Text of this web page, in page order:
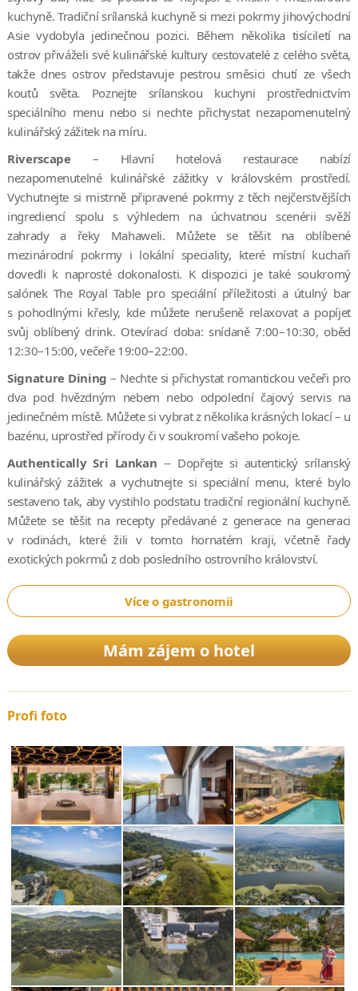
kuchyně. Tradiční srílanská kuchyně si mezi pokrmy jihovýchodní
Asie vydobyla jedinečnou pozici. Během několika tisíciletí na
ostrov přiváželi své kulinářské kultury cestovatelé z celého světa,
takže dnes ostrov představuje pestrou směsici chutí ze všech
koutů světa. Poznejte srílanskou kuchyni prostřednictvím
speciálního menu nebo si nechte přichystat nezapomenutelný
kulinářský zážitek na míru.
Riverscape – Hlavní hotelová restaurace nabízí
nezapomenutelné kulinářské zážitky v královském prostředí.
Vychutnejte si mistrně připravené pokrmy z těch nejčerstvějších
ingrediencí spolu s výhledem na úchvatnou scenérii svěží
zahrady a řeky Mahaweli. Můžete se těšit na oblíbené
mezinárodní pokrmy i lokální speciality, které místní kuchaři
dovedli k naprosté dokonalosti. K dispozici je také soukromý
salónek The Royal Table pro speciální příležitosti a útulný bar
s pohodlnými křesly, kde můžete nerušeně relaxovat a popíjet
svůj oblíbený drink. Otevírací doba: snídaně 7:00–10:30, oběd
12:30–15:00, večeře 19:00–22:00.
Signature Dining– Nechte si přichystat romantickou večeři pro
dva pod hvězdným nebem nebo odpolední čajový servis na
jedinečném místě. Můžete si vybrat z několika krásných lokací – u
bazénu, uprostřed přírody či v soukromí vašeho pokoje.
Authentically Sri Lankan -- Dopřejte si autentický srílanský
kulinářský zážitek a vychutnejte si speciální menu, které bylo
sestaveno tak, aby vystihlo podstatu tradiční regionální kuchyně.
Můžete se těšit na recepty předávané z generace na generaci
v rodinách, které žili v tomto hornatém kraji, včetně řady
exotických pokrmů z dob posledního ostrovního království.
Více o gastronomii
Mám zájem o hotel
Profi foto